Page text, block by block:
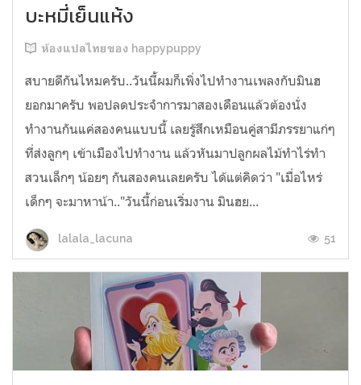
บะหมี่เย็นแห้ง
ห้องแปลไทยของ happypuppy
สบายดีกันไหมครับ..วันนี้ผมก็เพิ่งไปทำงานเพลงกับมินฮ
ยอกมาครับ พอปลดประจำการมาสองเดือนแล้วต้องนั่ง
ทำงานกันแค่สองคนแบบนี้ เลยรู้สึกเหมือนคู่สามีภรรยาแก่ๆ
ที่ส่งลูกๆ เข้าเมืองไปทำงาน แล้วหันมาปลูกผลไม้ทำไร่ทำ
สวนเล็กๆ น้อยๆ กันสองคนเลยครับ ได้แต่คิดว่า "เมื่อไหร่
เด็กๆ จะมาหาน้า.."วันนี้ก่อนเริ่มงาน มินฮย...
lalala_lacuna 51